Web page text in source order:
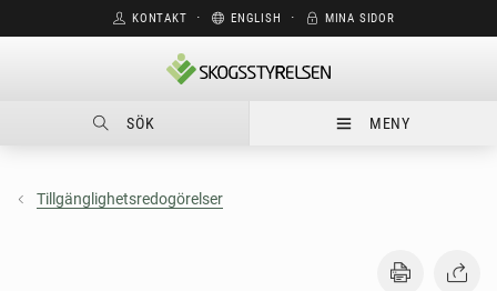
KONTAKT ⋅ ENGLISH ⋅ MINA SIDOR
SÖK MENY
Tillgänglighetsredogörelser